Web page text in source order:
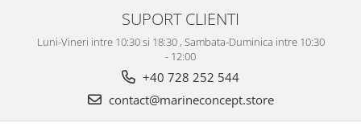
SUPORT CLIENTI
Luni-Vineri intre 10:30 si 18:30 , Sambata-Duminica intre 10:30
- 12:00
+40 728 252 544
contact@marineconcept.store